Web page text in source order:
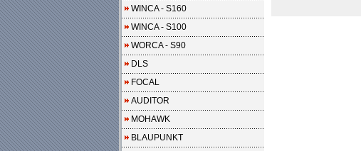
WINCA - S160
WINCA - S100
WORCA - S90
DLS
FOCAL
AUDITOR
MOHAWK
BLAUPUNKT